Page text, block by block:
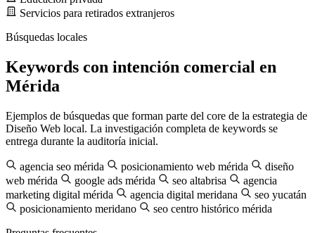
Servicios para retirados extranjeros
Búsquedas locales
Keywords con intención comercial en
Mérida
Ejemplos de búsquedas que forman parte del core de la estrategia de
Diseño Web local. La investigación completa de keywords se
entrega durante la auditoría inicial.
agencia seo mérida posicionamiento web mérida
diseño
web mérida
google ads mérida seo altabrisa
agencia
marketing digital mérida
agencia digital meridana
seo yucatán
posicionamiento meridano
seo centro histórico mérida